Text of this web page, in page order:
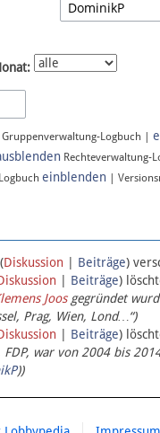
Gruppenverwaltung-Logbuch |
Rechteverwaltung-
einblenden |
(Diskussion | Beiträge)
| Beiträge)
Joosgegründet
Prag, Wien, Lond…“)
| Beiträge)
war von 2004 bis
))